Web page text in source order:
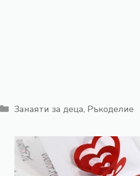
Категории
Занаяти за деца, Ръкоделие